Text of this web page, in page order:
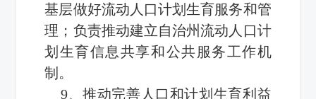
基层做好流动人口计划生育服务和管
理；负责推动建立自治州流动人口计
划生育信息共享和公共服务工作机
制。
9、推动完善人口和计划生育利益